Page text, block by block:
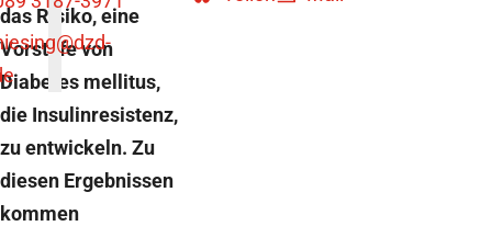
das Risiko, eine
Vorstufe von
Diabetes mellitus,
die Insulinresistenz,
zu entwickeln. Zu
diesen Ergebnissen
kommen
@dzd-